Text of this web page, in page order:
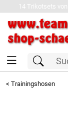
14 Trikotsets
< Trainingshosen